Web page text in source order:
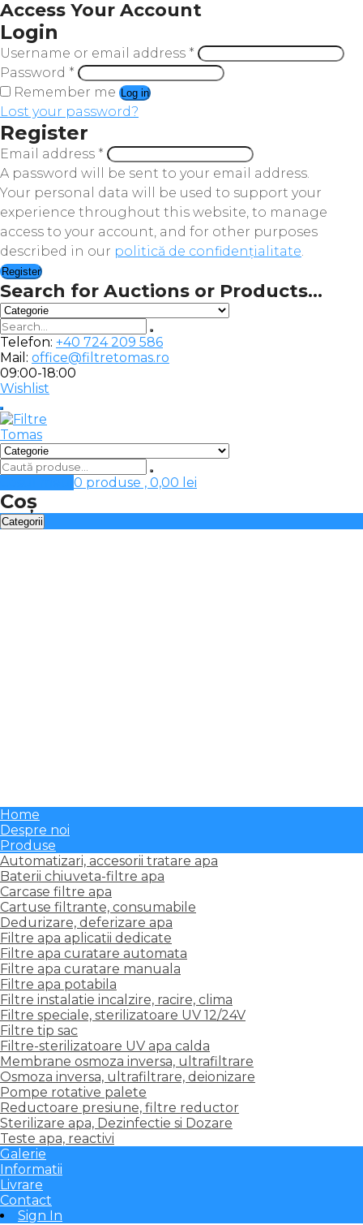
Access Your Account
Login
Username or email address *
Password *
Remember me Log in
Lost your password?
Register
Email address *
A password will be sent to your email address.
Your personal data will be used to support your
experience throughout this website, to manage
access to your account, and for other purposes
described in our politică de confidențialitate.
Register
Search for Auctions or Products...
Telefon: +40 724 209 586
Mail: office@filtretomas.ro
09:00-18:00
Wishlist
0 produse , 0,00 lei
Coș
Categorii
Home
Despre noi
Produse
Automatizari, accesorii tratare apa
Baterii chiuveta-filtre apa
Carcase filtre apa
Cartuse filtrante, consumabile
Dedurizare, deferizare apa
Filtre apa aplicatii dedicate
Filtre apa curatare automata
Filtre apa curatare manuala
Filtre apa potabila
Filtre instalatie incalzire, racire, clima
Filtre speciale, sterilizatoare UV 12/24V
Filtre tip sac
Filtre-sterilizatoare UV apa calda
Membrane osmoza inversa, ultrafiltrare
Osmoza inversa, ultrafiltrare, deionizare
Pompe rotative palete
Reductoare presiune, filtre reductor
Sterilizare apa, Dezinfectie si Dozare
Teste apa, reactivi
Galerie
Informatii
Livrare
Contact
Sign In